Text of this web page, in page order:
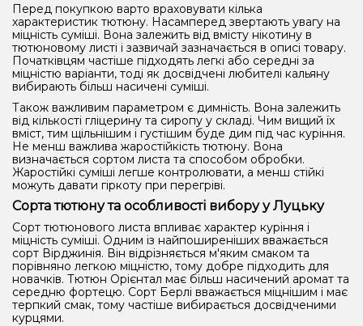
Перед покупкою варто враховувати кілька
характеристик тютюну. Насамперед звертають увагу на
міцність суміші. Вона залежить від вмісту нікотину в
тютюновому листі і зазвичай зазначається в описі товару.
Початківцям частіше підходять легкі або середні за
міцністю варіанти, тоді як досвідчені любителі кальяну
вибирають більш насичені суміші.
Також важливим параметром є димність. Вона залежить
від кількості гліцерину та сиропу у складі. Чим вищий їх
вміст, тим щільнішим і густішим буде дим під час куріння.
Не менш важлива жаростійкість тютюну. Вона
визначається сортом листа та способом обробки.
Жаростійкі суміші легше контролювати, а менш стійкі
можуть давати гіркоту при перегріві.
Сорта тютюну та особливості вибору у Луцьку
Сорт тютюнового листа впливає характер куріння і
міцність суміші. Одним із найпоширеніших вважається
сорт Вірджинія. Він відрізняється м'яким смаком та
порівняно легкою міцністю, тому добре підходить для
новачків. Тютюн Орієнтал має більш насичений аромат та
середню фортецю. Сорт Берлі вважається міцнішим і має
терпкий смак, тому частіше вибирається досвідченими
курцями.